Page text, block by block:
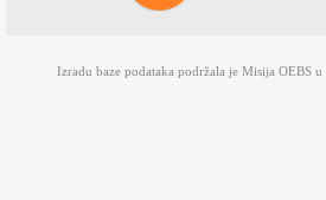
Izradu baze podataka podržala je Misija OEBS